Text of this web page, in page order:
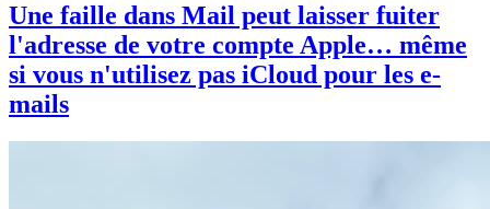
Une faille dans Mail peut laisser fuiter
l'adresse de votre compte Apple… même
si vous n'utilisez pas iCloud pour les e-
mails